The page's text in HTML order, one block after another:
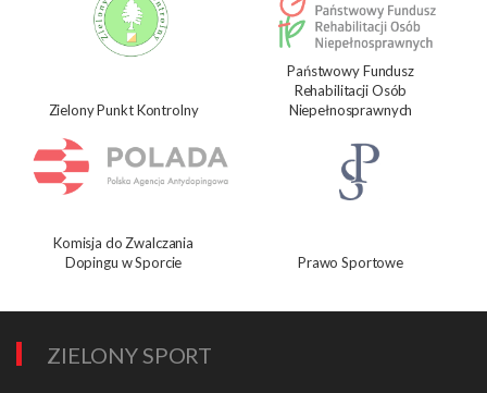
Zielony Punkt Kontrolny
Państwowy Fundusz
Rehabilitacji Osób
Niepełnosprawnych
Komisja do Zwalczania
Dopingu w Sporcie
Prawo Sportowe
ZIELONY SPORT